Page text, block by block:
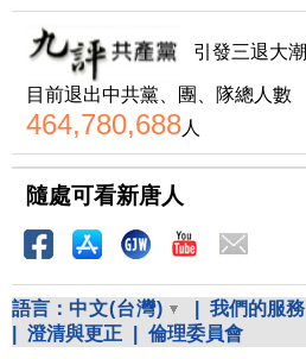
引發三退大潮
目前退出中共黨、團、隊總人數
464,780,688人
隨處可看新唐人
語言： 中文(台灣) 我們的服務
澄清與更正 倫理委員會